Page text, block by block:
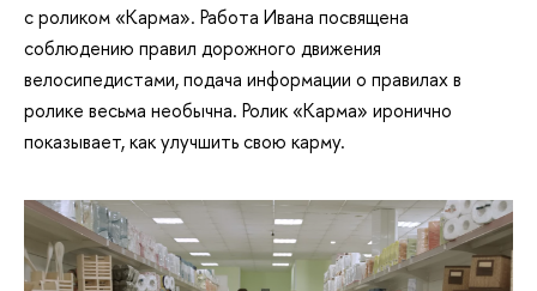
с роликом «Карма». Работа Ивана посвящена
соблюдению правил дорожного движения
велосипедистами, подача информации о правилах в
ролике весьма необычна. Ролик «Карма» иронично
показывает, как улучшить свою карму.